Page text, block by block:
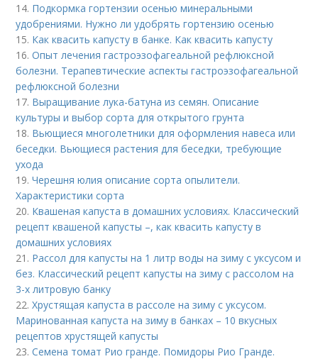
14. Подкормка гортензии осенью минеральными
удобрениями. Нужно ли удобрять гортензию осенью
15. Как квасить капусту в банке. Как квасить капусту
16.Опыт лечения гастроэзофагеальной рефлюксной
болезни. Терапевтические аспекты гастроэзофагеальной
рефлюксной болезни
17. Выращивание лука-батуна из семян. Описание
культуры и выбор сорта для открытого грунта
18. Вьющиеся многолетники для оформления навеса или
беседки. Вьющиеся растения для беседки, требующие
ухода
19.Черешня юлия описание сорта опылители.
Характеристики сорта
20. Квашеная капуста в домашних условиях. Классический
рецепт квашеной капусты –, как квасить капусту в
домашних условиях
21. Рассол для капусты на 1 литр воды на зиму с уксусом и
без. Классический рецепт капусты на зиму с рассолом на
3-х литровую банку
22.Хрустящая капуста в рассоле на зиму с уксусом.
Маринованная капуста на зиму в банках – 10 вкусных
рецептов хрустящей капусты
23.Семена томат Рио гранде. Помидоры Рио Гранде.